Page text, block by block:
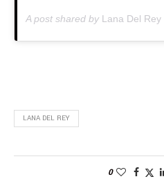
A post shared by Lana Del Rey
LANA DEL REY
0